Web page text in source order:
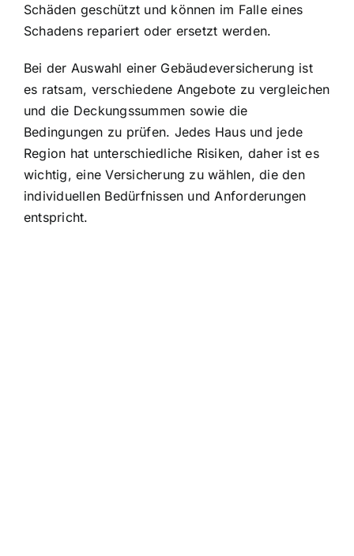
Schäden geschützt und können im Falle eines
Schadens repariert oder ersetzt werden.
Bei der Auswahl einer Gebäudeversicherung ist
es ratsam, verschiedene Angebote zu vergleichen
und die Deckungssummen sowie die
Bedingungen zu prüfen. Jedes Haus und jede
Region hat unterschiedliche Risiken, daher ist es
wichtig, eine Versicherung zu wählen, die den
individuellen Bedürfnissen und Anforderungen
entspricht.